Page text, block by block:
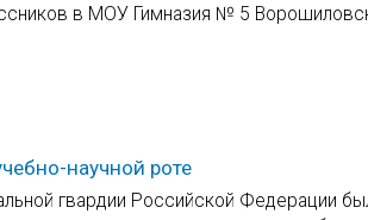
в МОУ Гимназия № 5
научной роте
гвардии Российской Федерации